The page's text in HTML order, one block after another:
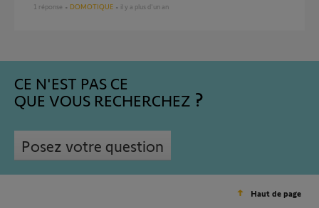
1 réponse DOMOTIQUE il y a plus d'un an
CE N'EST PAS CE
QUE VOUS RECHERCHEZ
Posez votre question
Haut de page